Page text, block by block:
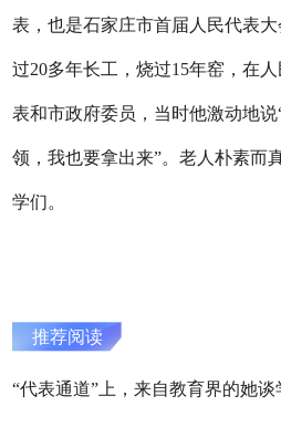
表，也是石家庄市首届人民代表
过20多年长工，烧过15年窑，在
表和市政府委员，当时他激动地
领，我也要拿出来”。老人朴素而
学们。
推荐阅读
“代表通道”上，来自教育界的她